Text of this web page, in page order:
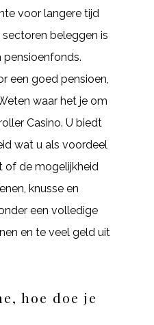
voor langere tijd
beleggen is
pensioenfonds.
een goed pensioen,
waar het je om
Casino. U biedt
wat u als voordeel
of de mogelijkheid
knusse en
een volledige
en te veel geld uit
hoe doe je